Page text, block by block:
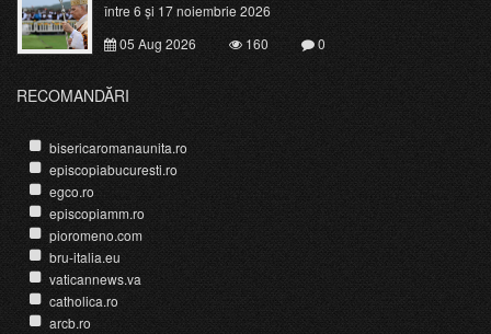
între 6 și 17 noiembrie 2026
05 Aug 2026
160 0
RECOMANDĂRI
bisericaromanaunita.ro
episcopiabucuresti.ro
egco.ro
episcopiamm.ro
pioromeno.com
bru-italia.eu
vaticannews.va
catholica.ro
arcb.ro